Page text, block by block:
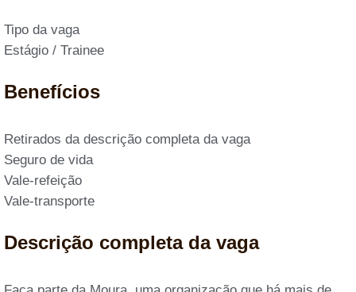
Tipo da vaga
Estágio / Trainee
Benefícios
Retirados da descrição completa da vaga
Seguro de vida
Vale-refeição
Vale-transporte
Descrição completa da vaga